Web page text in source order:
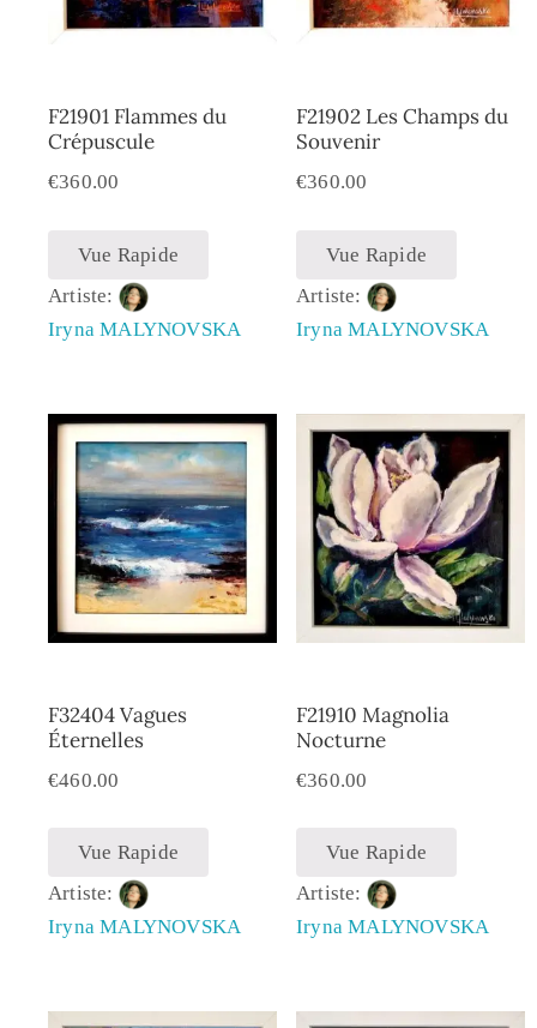
F21901 Flammes du
Crépuscule
€360.00
Vue Rapide
Artiste:
Iryna MALYNOVSKA
F21902 Les Champs du
Souvenir
€360.00
Vue Rapide
Artiste:
Iryna MALYNOVSKA
F32404 Vagues
Éternelles
€460.00
Vue Rapide
Artiste:
Iryna MALYNOVSKA
F21910 Magnolia
Nocturne
€360.00
Vue Rapide
Artiste:
Iryna MALYNOVSKA